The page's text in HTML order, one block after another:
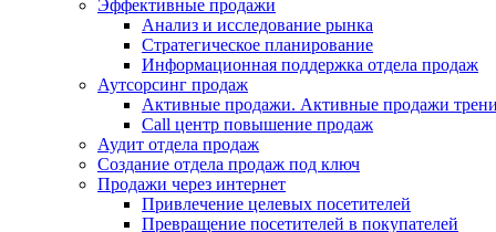
Эффективные продажи
Анализ и исследование рынка
Стратегическое планирование
Информационная поддержка отдела продаж
Аутсорсинг продаж
Активные продажи. Активные продажи
Call центр повышение продаж
Аудит отдела продаж
Создание отдела продаж под ключ
Продажи через интернет
Привлечение целевых посетителей
Превращение посетителей в покупателей